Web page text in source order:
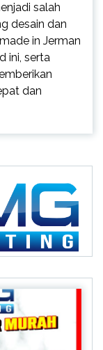
salah
desain dan
in Jerman
ini, serta
dan